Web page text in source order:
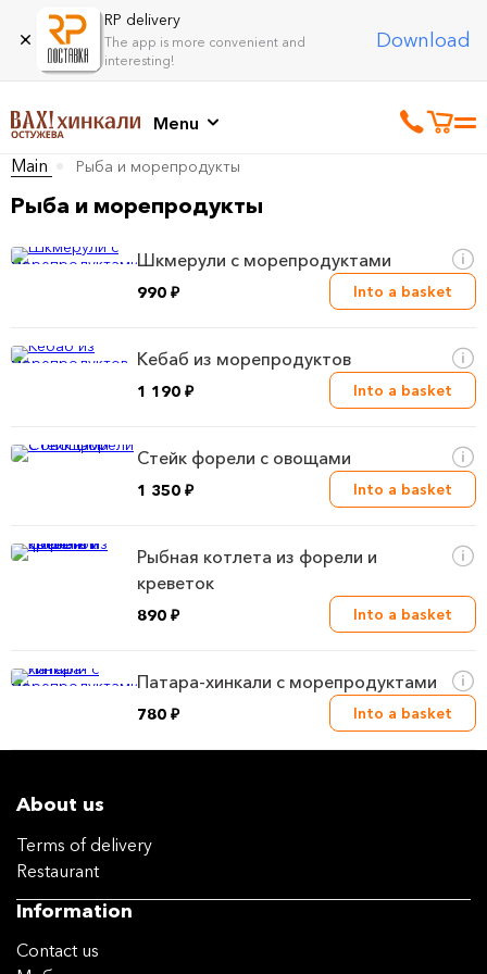
RP delivery
The app is more convenient and
interesting!
Download
Menu
Main
Рыба и морепродукты
Рыба и морепродукты
Шкмерули с морепродуктами
990 ₽ Into a basket
Кебаб из морепродуктов
1 190 ₽ Into a basket
Стейк форели с овощами
1 350 ₽ Into a basket
Рыбная котлета из форели и
креветок
890 ₽ Into a basket
Патара-хинкали с морепродуктами
780 ₽ Into a basket
About us
Terms of delivery
Restaurant
Information
Contact us